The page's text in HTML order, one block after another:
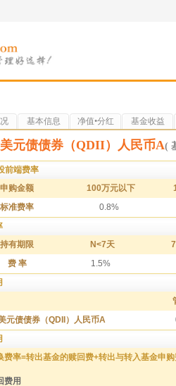
基本信息 净值•分红 基金收益
元债债券（QDII）人民币A(
前端费率
申购金额 100万元以下
标准费率 0.8%
持有期限 N<7天
费 率 1.5%
元债债券（QDII）人民币A
费率=转出基金的赎回费+转出与转入基金申
费用